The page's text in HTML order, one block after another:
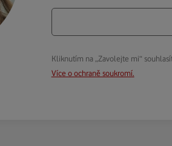
Kliknutím na „Zavolejte mi“
Více o ochraně soukromí.